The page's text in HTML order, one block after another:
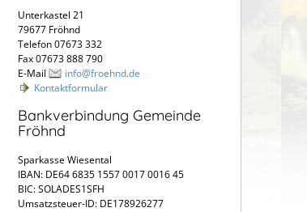
Unterkastel 21
79677 Fröhnd
Telefon 07673 332
Fax 07673 888 790
E-Mail
info@froehnd.de
Kontaktformular
Bankverbindung Gemeinde
Fröhnd
Sparkasse Wiesental
IBAN: DE64 6835 1557 0017 0016 45
BIC: SOLADES1SFH
Umsatzsteuer-ID: DE178926277